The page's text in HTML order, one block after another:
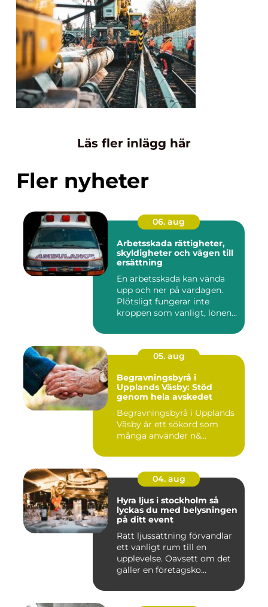
Läs fler inlägg här
Fler nyheter
06. aug
Arbetsskada rättigheter,
skyldigheter och vägen till
ersättning
En arbetsskada kan vända
upp och ner på vardagen.
Plötsligt fungerar inte
kroppen som vanligt, lönen...
05. aug
Begravningsbyrå i
Upplands Väsby: Stöd
genom hela avskedet
Begravningsbyrå i Upplands
Väsby är ett sökord som
många använder n&...
04. aug
Hyra ljus i stockholm så
lyckas du med belysningen
på ditt event
Rätt ljussättning förvandlar
ett vanligt rum till en
upplevelse. Oavsett om det
gäller en företagsko...